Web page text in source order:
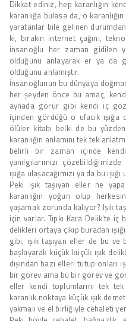
Dikkat ediniz, hep karanlığın
karanlığa bulasa da, o
yaratanlar bile gelinen
ki, bırakın internet çağını,
insanoğlu her zaman gidilen
olduğunu anlayarak er ya da
olduğunu anlamıştır.
İnsanoğlunun bu dünyaya
her şeyden önce bu amaç,
aynada görür gibi kendi iç
içinden gördüğü o ufacık ışığa
ölüler kitabı belki de bu
karanlığın anlamını tek tek
belirli bir zaman içinde kendi
yanılgılarımızı
ışığa ulaşacağımızı ya da bu
Peki ışık taşıyan eller ne
karanlığın yoğun olup
yaşamak zorunda kalıyor? Işık
için varlar. Tıpkı Kara Delik’te iç
delikleri ortaya çıkıp buradan
gibi, ışık taşıyan eller de bu
başlayarak küçük küçük ışık
dışından bazı elleri tutup onları
bir görev ama bu bir görev ve
eller kendi toplumlarını tek
karanlık noktaya küçük ışık
yakmalı ve el birliğiyle cehaleti